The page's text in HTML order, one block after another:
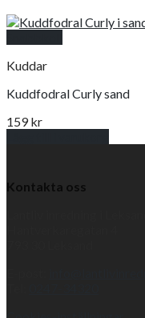
Kuddar
Kuddfodral Curly sand
159kr
Kontakta oss